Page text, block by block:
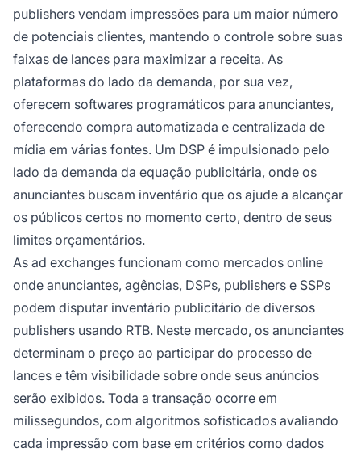
publishers vendam impressões para um maior número
de potenciais clientes, mantendo o controle sobre suas
faixas de lances para maximizar a receita. As
plataformas do lado da demanda, por sua vez,
oferecem softwares programáticos para anunciantes,
oferecendo compra automatizada e centralizada de
mídia em várias fontes. Um DSP é impulsionado pelo
lado da demanda da equação publicitária, onde os
anunciantes buscam inventário que os ajude a alcançar
os públicos certos no momento certo, dentro de seus
limites orçamentários.
As ad exchanges funcionam como mercados online
onde anunciantes, agências, DSPs, publishers e SSPs
podem disputar inventário publicitário de diversos
publishers usando RTB. Neste mercado, os anunciantes
determinam o preço ao participar do processo de
lances e têm visibilidade sobre onde seus anúncios
serão exibidos. Toda a transação ocorre em
milissegundos, com algoritmos sofisticados avaliando
cada impressão com base em critérios como dados